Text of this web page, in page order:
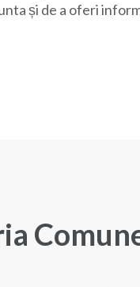
și de a oferi